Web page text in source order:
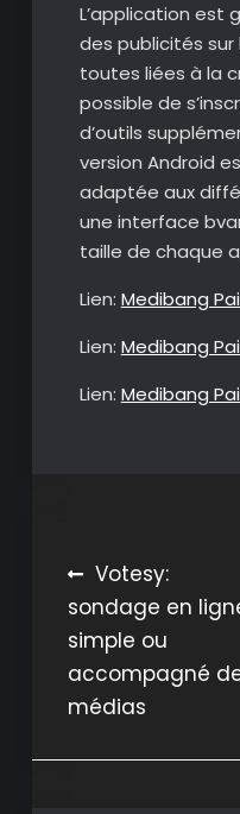
L’application est
des publicités sur
toutes liées à la
possible de
d’outils
version Android
adaptée aux
une interface
taille de chaque
Lien: Medibang
Lien: Medibang
Lien: Medibang
Navigation
de
l’article
Votesy:
sondage en
simple ou
accompagné
médias